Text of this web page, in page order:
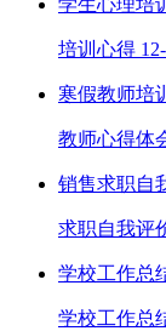
学生心理培
培训心得
寒假教师培
教师心得体
销售求职自
求职自我评
学校工作总
学校工作总